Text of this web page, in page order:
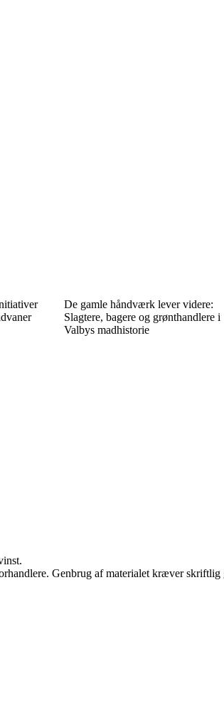
De gamle håndværk lever videre:
Slagtere, bagere og grønthandlere i
Valbys madhistorie
Genbrug af materialet kræver skriftlig